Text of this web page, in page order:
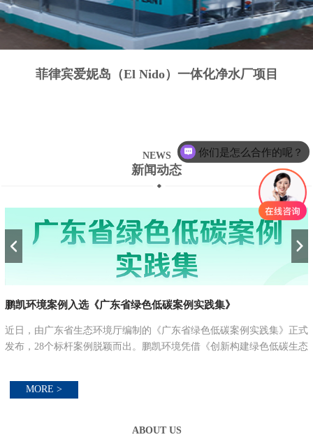
菲律宾爱妮岛（El Nido）一体化净水厂项目
NEWS
新闻动态
鹏凯环境案例入选《广东省绿色低碳案例实践集》
近日，由广东省生态环境厅编制的《广东省绿色低碳案例实践集》正式
发布，28个标杆案例脱颖而出。鹏凯环境凭借《创新构建绿色低碳生态
MORE >
ABOUT US
你们是怎么合作的呢？